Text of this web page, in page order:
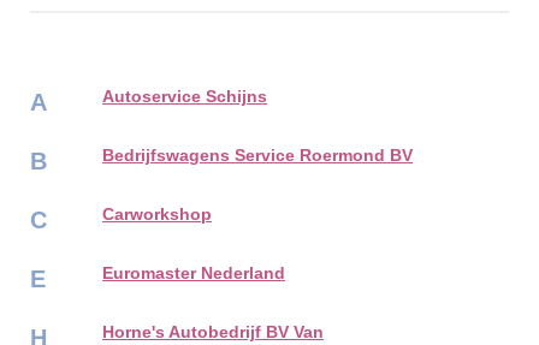
A Autoservice Schijns
B Bedrijfswagens Service Roermond BV
C Carworkshop
E Euromaster Nederland
H Horne's Autobedrijf BV Van